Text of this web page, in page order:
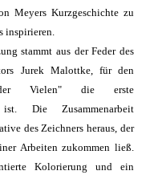
Meyers Kurzgeschichte zu
inspirieren.
stammt aus der Feder des
Jurek Malottke, für den
Vielen" die erste
ist. Die Zusammenarbeit
des Zeichners heraus, der
Arbeiten zukommen ließ.
Kolorierung und ein